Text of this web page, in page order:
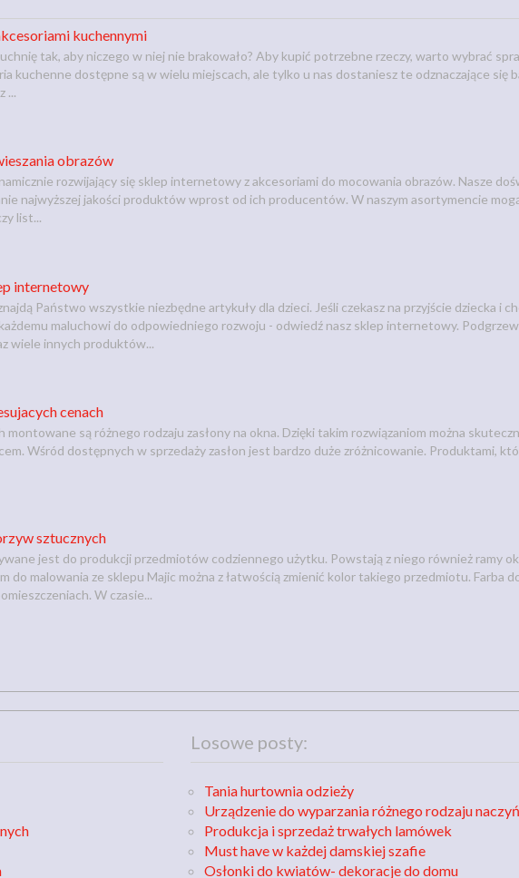
kuchennymi
tak, aby niczego w niej nie brakowało? Aby kupić potrzebne rzeczy, warto wybrać
kuchenne dostępne są w wielu miejscach, ale tylko u nas dostaniesz te odznaczające się
...
obrazów
rozwijający się sklep internetowy z akcesoriami do mocowania obrazów. Nasze
najwyższej jakości produktów wprost od ich producentów. W naszym asortymencie
list...
internetowy
Państwo wszystkie niezbędne artykuły dla dzieci. Jeśli czekasz na przyjście dziecka i
maluchowi do odpowiedniego rozwoju - odwiedź nasz sklep internetowy.
wiele innych produktów...
cenach
są różnego rodzaju zasłony na okna. Dzięki takim rozwiązaniom można
Wśród dostępnych w sprzedaży zasłon jest bardzo duże zróżnicowanie. Produktami,
sztucznych
jest do produkcji przedmiotów codziennego użytku. Powstają z niego również ramy
do malowania ze sklepu Majic można z łatwością zmienić kolor takiego przedmiotu. Farba
W czasie...
Losowe posty:
Tania hurtownia odzieży
Urządzenie do wyparzania różnego rodzaju naczyń
Produkcja i sprzedaż trwałych lamówek
Must have w każdej damskiej szafie
Osłonki do kwiatów- dekoracje do domu